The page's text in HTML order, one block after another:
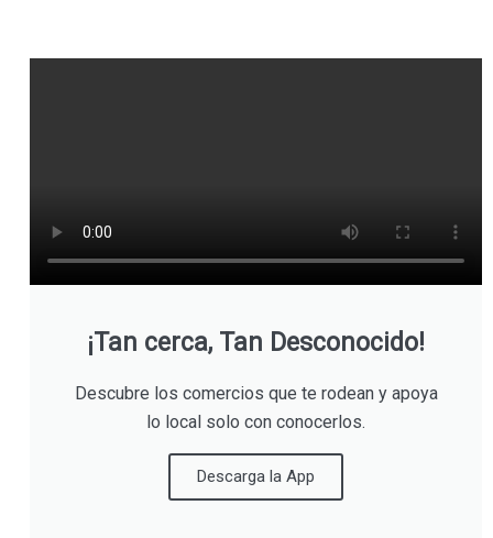
¡Tan cerca, Tan Desconocido!
Descubre los comercios que te rodean y apoya
lo local solo con conocerlos.
Descarga la App